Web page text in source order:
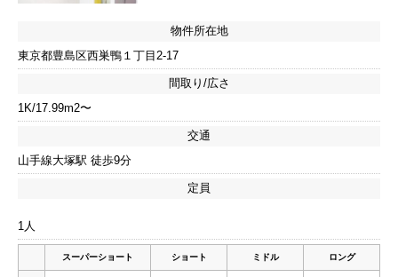
物件所在地
東京都豊島区西巣鴨１丁目2-17
間取り/広さ
1K/17.99m2〜
交通
山手線大塚駅 徒歩9分
定員
1人
スーパーショート ショート ミドル ロング